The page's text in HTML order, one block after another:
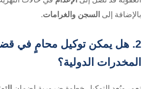
بالإضافة إلى السجن والغرامات.
2. هل يمكن توكيل محامٍ في
المخدرات الدولية؟